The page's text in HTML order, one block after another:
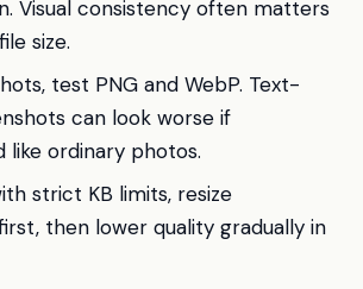
Visual consistency often matters
size.
test PNG and WebP. Text-
can look worse if
like ordinary photos.
strict KB limits, resize
then lower quality gradually in